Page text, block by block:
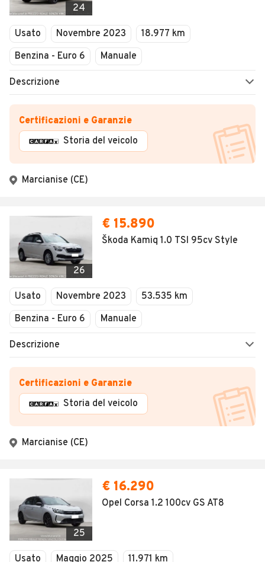
24
Usato Novembre 2023
18.977 km
Benzina - Euro 6
Manuale
Descrizione
Certificazioni e Garanzie
Storia del veicolo
Marcianise (CE)
26
€ 15.890
Škoda Kamiq 1.0 TSI 95cv Style
Usato Novembre 2023
53.535 km
Benzina - Euro 6
Manuale
Descrizione
Certificazioni e Garanzie
Storia del veicolo
Marcianise (CE)
25
€ 16.290
Opel Corsa 1.2 100cv GS AT8
Usato Maggio 2025 11.971 km